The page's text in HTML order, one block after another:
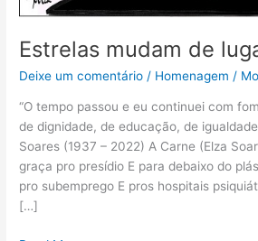
Estrelas mudam de
Deixe um comentário / Homenagem /
“O tempo passou e eu continuei com
de dignidade, de educação, de
Soares (1937 – 2022) A Carne (Elza
graça pro presídio E para debaixo do
pro subemprego E pros hospitais
[…]